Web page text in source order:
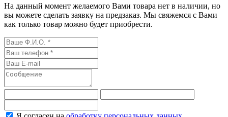
На данный момент желаемого Вами товара нет в наличии, но
вы можете сделать заявку на предзаказ. Мы свяжемся с Вами
как только товар можно будет приобрести.